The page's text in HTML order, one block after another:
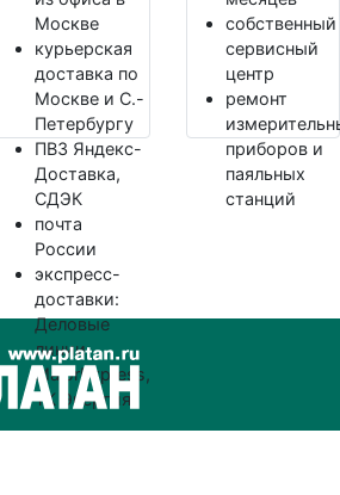
Москве
курьерская
доставка по
Москве и С.-
Петербургу
ПВЗ Яндекс-
Доставка,
СДЭК
почта
России
экспресс-
доставки:
Деловые
линии,
MajorExpress,
ТК Энергия
собственный
сервисный
центр
ремонт
приборов и
паяльных
станций